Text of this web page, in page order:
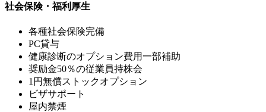
社会保険・福利厚生
各種社会保険完備
PC貸与
健康診断のオプション費用一部補助
奨励金50％の従業員持株会
1円無償ストックオプション
ビザサポート
屋内禁煙